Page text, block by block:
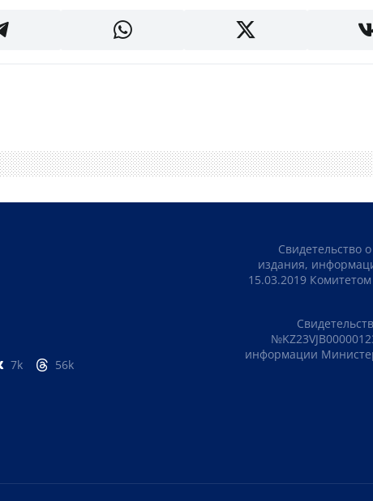
7k 56k
Свидетельство
издания,
15.03.2019
информации